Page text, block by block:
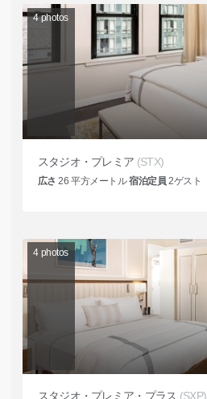
4photos
スタジオ・プレミア (STX)
広さ 26 平方メートル宿泊定員 2ゲスト
4 photos
スタジオ・プレミア・プラス (SXP)